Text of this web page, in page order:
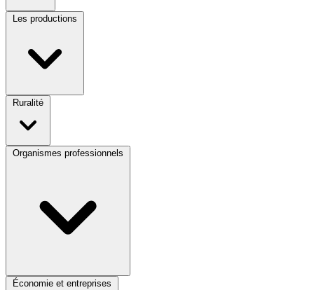
Les productions
Ruralité
Organismes professionnels
Économie et entreprises